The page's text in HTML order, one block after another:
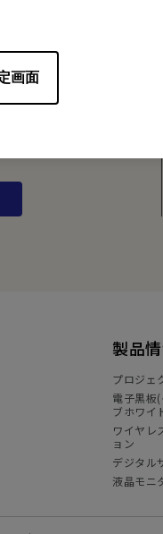
画面
ていただき
製品
プロジェ
電子黒板
ブホワイ
ワイヤレ
ョン
デジタル
液晶モニ